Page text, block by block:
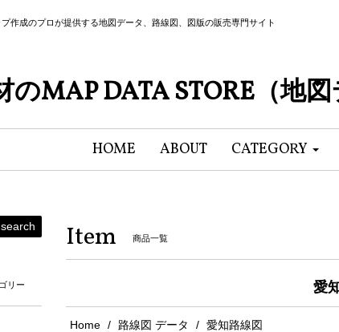
作成のプロが提供する地図データ、路線図、図版の販売専門サイト
のMAP DATA STORE（地
HOME ABOUT CATEGORY
Item 商品一覧
愛
Home 路線図 データ 愛知路線図
search
リー